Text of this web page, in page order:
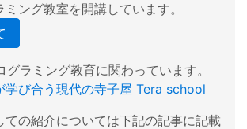
ング教室を開講しています。
グラミング教育に関わっています。
学び合う現代の寺子屋 Tera school
ての紹介については下記の記事に記載